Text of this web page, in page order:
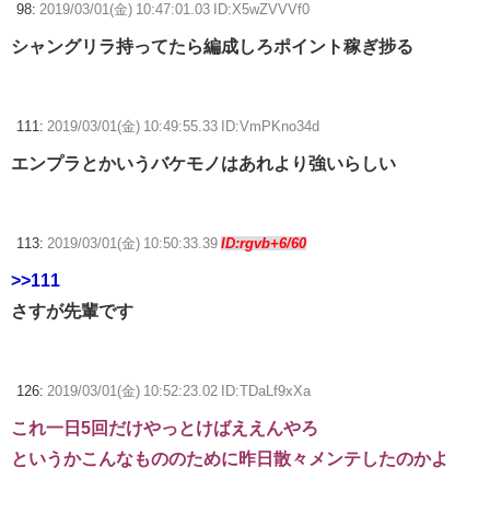
98: 2019/03/01(金) 10:47:01.03 ID:X5wZVVVf0
シャングリラ持ってたら編成しろポイント稼ぎ捗る
111: 2019/03/01(金) 10:49:55.33 ID:VmPKno34d
エンプラとかいうバケモノはあれより強いらしい
113: 2019/03/01(金) 10:50:33.39 ID:rgvb+6/60
>>111
さすが先輩です
126: 2019/03/01(金) 10:52:23.02 ID:TDaLf9xXa
これ一日5回だけやっとけばええんやろ
というかこんなもののために昨日散々メンテしたのかよ